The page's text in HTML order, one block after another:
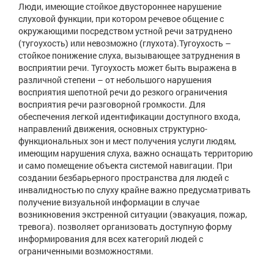
Люди, имеющие стойкое двустороннее нарушение
слуховой функции, при котором речевое общение с
окружающими посредством устной речи затруднено
(тугоухость) или невозможно (глухота).Тугоухость –
стойкое понижение слуха, вызывающее затруднения в
восприятии речи. Тугоухость может быть выражена в
различной степени – от небольшого нарушения
восприятия шепотной речи до резкого ограничения
восприятия речи разговорной громкости. Для
обеспечения легкой идентификации доступного входа,
направлений движения, основных структурно-
функциональных зон и мест получения услуги людям,
имеющим нарушения слуха, важно оснащать территорию
и само помещение объекта системой навигации. При
создании безбарьерного пространства для людей с
инвалидностью по слуху крайне важно предусматривать
получение визуальной информации в случае
возникновения экстренной ситуации (эвакуация, пожар,
тревога). позволяет организовать доступную форму
информирования для всех категорий людей с
ограниченными возможностями.